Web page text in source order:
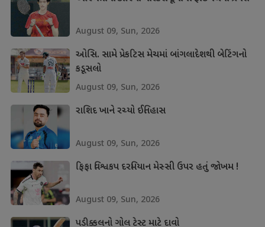
August 09, Sun, 2026
ઓસિ. સામે પ્રેકટિસ મેચમાં બાંગલાદેશથી બેટિંગનો
કડૂસલો
August 09, Sun, 2026
રાશિદ ખાને રચ્યો ઈતિહાસ
August 09, Sun, 2026
ફિફા વિશ્વકપ દરમિયાન મેસ્સી ઉપર હતું જોખમ !
August 09, Sun, 2026
પડીક્કલનો ગોલ ટેસ્ટ માટે દાવો